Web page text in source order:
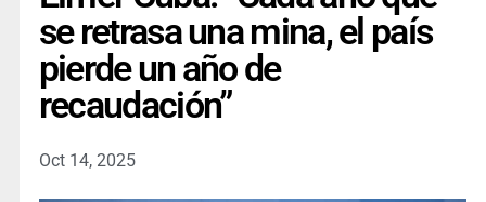
se retrasa una mina, el país
pierde un año de
recaudación”
Oct 14, 2025